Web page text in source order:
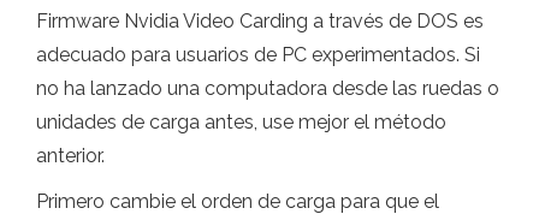
Firmware Nvidia Video Carding a través de DOS es
adecuado para usuarios de PC experimentados. Si
no ha lanzado una computadora desde las ruedas o
unidades de carga antes, use mejor el método
anterior.
Primero cambie el orden de carga para que el